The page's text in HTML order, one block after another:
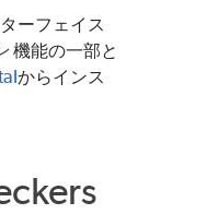
ーフェイス
機能の一部と
からインス